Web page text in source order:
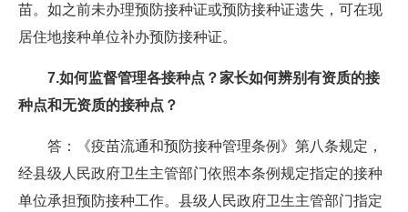
苗。如之前未办理预防接种证或预防接种证遗失，可在现
居住地接种单位补办预防接种证。
7.如何监督管理各接种点？家长如何辨别有资质的接
种点和无资质的接种点？
答：《疫苗流通和预防接种管理条例》第八条规定，
经县级人民政府卫生主管部门依照本条例规定指定的接种
单位承担预防接种工作。县级人民政府卫生主管部门指定